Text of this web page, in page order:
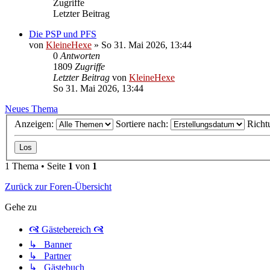
Zugriffe
Letzter Beitrag
Die PSP und PFS
von KleineHexe » So 31. Mai 2026, 13:44
0 Antworten
1809 Zugriffe
Letzter Beitrag von KleineHexe
So 31. Mai 2026, 13:44
Neues Thema
Anzeigen:
Sortiere nach:
1 Thema • Seite 1 von 1
Zurück zur Foren-Übersicht
Gehe zu
🙧 Gästebereich 🙧
↳ Banner
↳ Partner
↳ Gästebuch